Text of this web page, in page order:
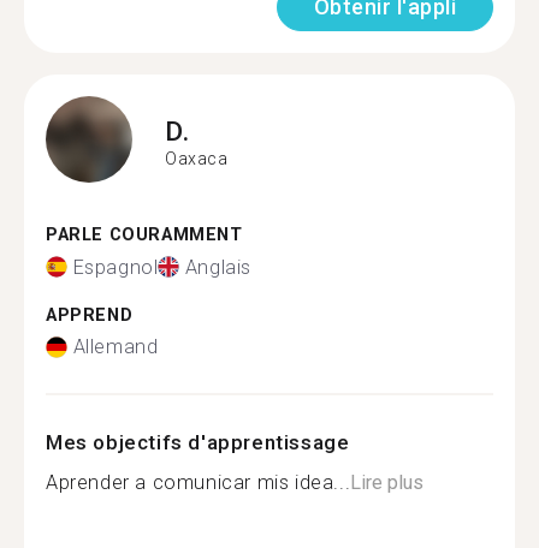
Obtenir l'appli
D.
Oaxaca
PARLE COURAMMENT
Espagnol Anglais
APPREND
Allemand
Mes objectifs d'apprentissage
Aprender a comunicar mis idea...Lire plus